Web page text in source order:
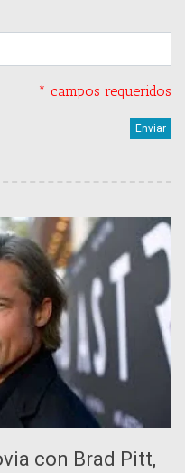
* campos requeridos
con Brad Pitt,